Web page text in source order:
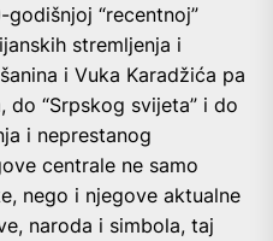
“recentnoj”
stremljenja i
i Vuka Karadžića pa
do “Srpskog svijeta” i do
i neprestanog
centrale ne samo
nego i njegove aktualne
naroda i simbola, taj